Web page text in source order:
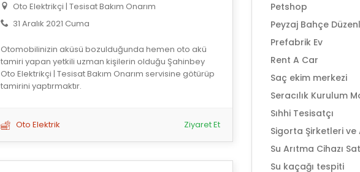
Oto Elektrikçi | Tesisat Bakım Onarım
31 Aralık 2021 Cuma
Otomobilinizin aküsü bozulduğunda hemen oto akü
tamiri yapan yetkili uzman kişilerin olduğu Şahinbey
Oto Elektrikçi | Tesisat Bakım Onarım servisine götürüp
tamirini yaptırmaktır.
Oto Elektrik Ziyaret Et
Petshop
Peyzaj Bahçe
Prefabrik Ev
Rent A Car
Saç ekim merkezi
Seracılık Kurulum
Sıhhi Tesisatçı
Sigorta Şirketleri
Su Arıtma Cihazı
Su kaçağı tespiti